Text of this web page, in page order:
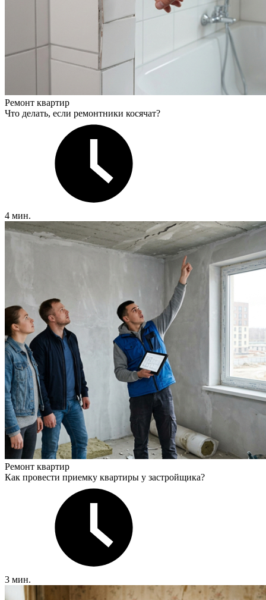
Ремонт квартир
Что делать, если ремонтники косячат?
4 мин.
Ремонт квартир
Как провести приемку квартиры у застройщика?
3 мин.